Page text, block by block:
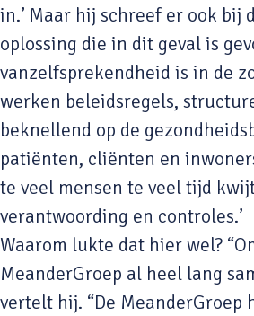
in.’ Maar hij schreef er ook bij
oplossing die in dit geval is
vanzelfsprekendheid is in de
werken beleidsregels,
beknellend op de
patiënten, cliënten en
te veel mensen te veel tijd
verantwoording en controles.’
Waarom lukte dat hier wel?
MeanderGroep al heel lang
vertelt hij. “De MeanderGroep